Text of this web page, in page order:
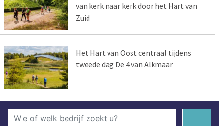
van kerk naar kerk door het Hart van
Zuid
Het Hart van Oost centraal tijdens
tweede dag De 4 van Alkmaar